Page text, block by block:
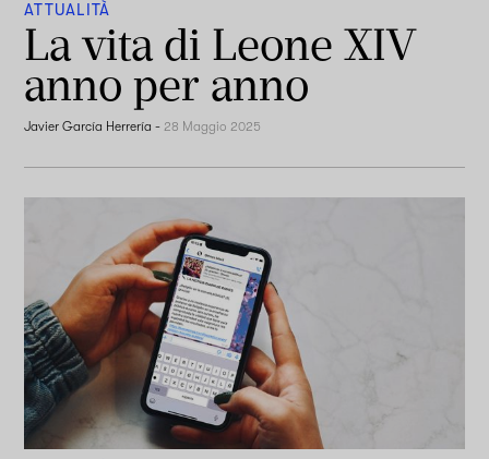
ATTUALITÀ
La vita di Leone XIV
anno per anno
Javier García Herrería -28 Maggio 2025